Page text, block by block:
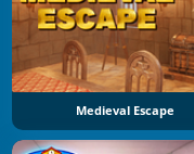
Medieval Escape